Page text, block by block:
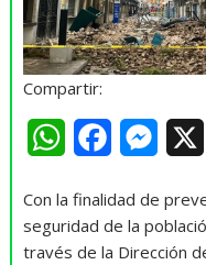
Compartir:
W
a
t
c
e
M
s
s
Con la finalidad de
seguridad de la
través de la Dirección